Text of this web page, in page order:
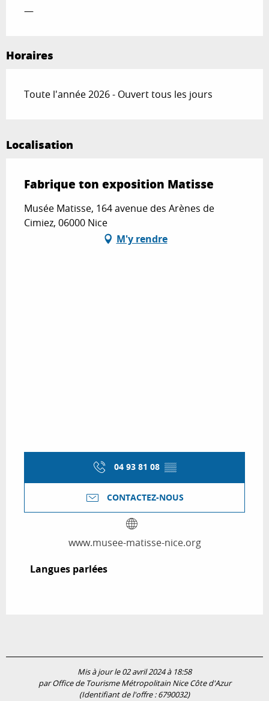
—
Horaires
Toute l'année 2026 - Ouvert tous les jours
Localisation
Fabrique ton exposition Matisse
Musée Matisse, 164 avenue des Arènes de
Cimiez, 06000 Nice
M'y rendre
04 93 81 08 ▒▒
CONTACTEZ-NOUS
www.musee-matisse-nice.org
Langues parlées
Langues parlées
Mis à jour le 02 avril 2024 à 18:58
par Office de Tourisme Métropolitain Nice Côte d'Azur
(Identifiant de l'offre :6790032)